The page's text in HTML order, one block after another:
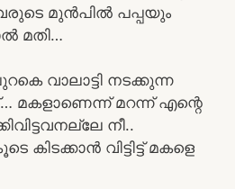
മുൻപിൽ പപ്പയും
മതി…
വാലാട്ടി നടക്കുന്ന
മകളാണെന്ന് മറന്ന് എന്റെ
നീ..
കിടക്കാൻ വിട്ടിട്ട് മകളെ